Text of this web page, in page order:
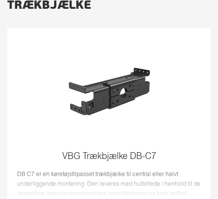
TRÆKBJÆLKE
VBG Trækbjælke DB-C7
DB C7 er en køretøjstilpasset trækbjælke til central eller halvt
underliggende montering. Den leveres med hulbillede i henhold til de
respektive lastvognsproducenters specifikationer og krav, hvilket ...